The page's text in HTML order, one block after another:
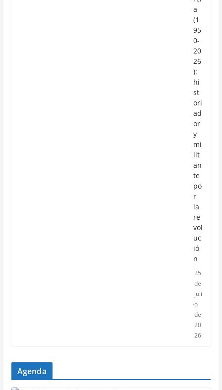
a
(1
95
0-
20
26
):
hi
st
ori
ad
or
y
mi
lit
an
te
po
r
la
re
vol
uc
ió
n
25
de
juli
o
de
20
26
Agenda